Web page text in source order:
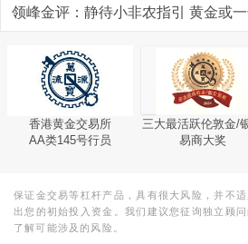
香港黄金交易所
AA类145号行员
三大最活跃伦敦金/
易商大奖
保证金交易等杠杆产品，具有很大风险，并不
出您的初始投入资金。我们建议您征询独立顾
了解可能涉及的风险。